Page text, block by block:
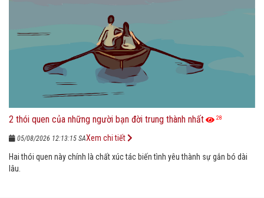
2 thói quen của những người bạn đời trung thành nhất 28
05/08/2026 12:13:15 SA
Hai thói quen này chính là chất xúc tác biến tình yêu thành sự gắn bó dài
lâu.
Xem chi tiết